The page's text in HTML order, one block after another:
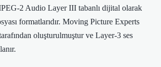
2 Audio Layer III tabanlı dijital olarak
formatlarıdır. Moving Picture Experts
oluşturulmuştur ve Layer-3 ses